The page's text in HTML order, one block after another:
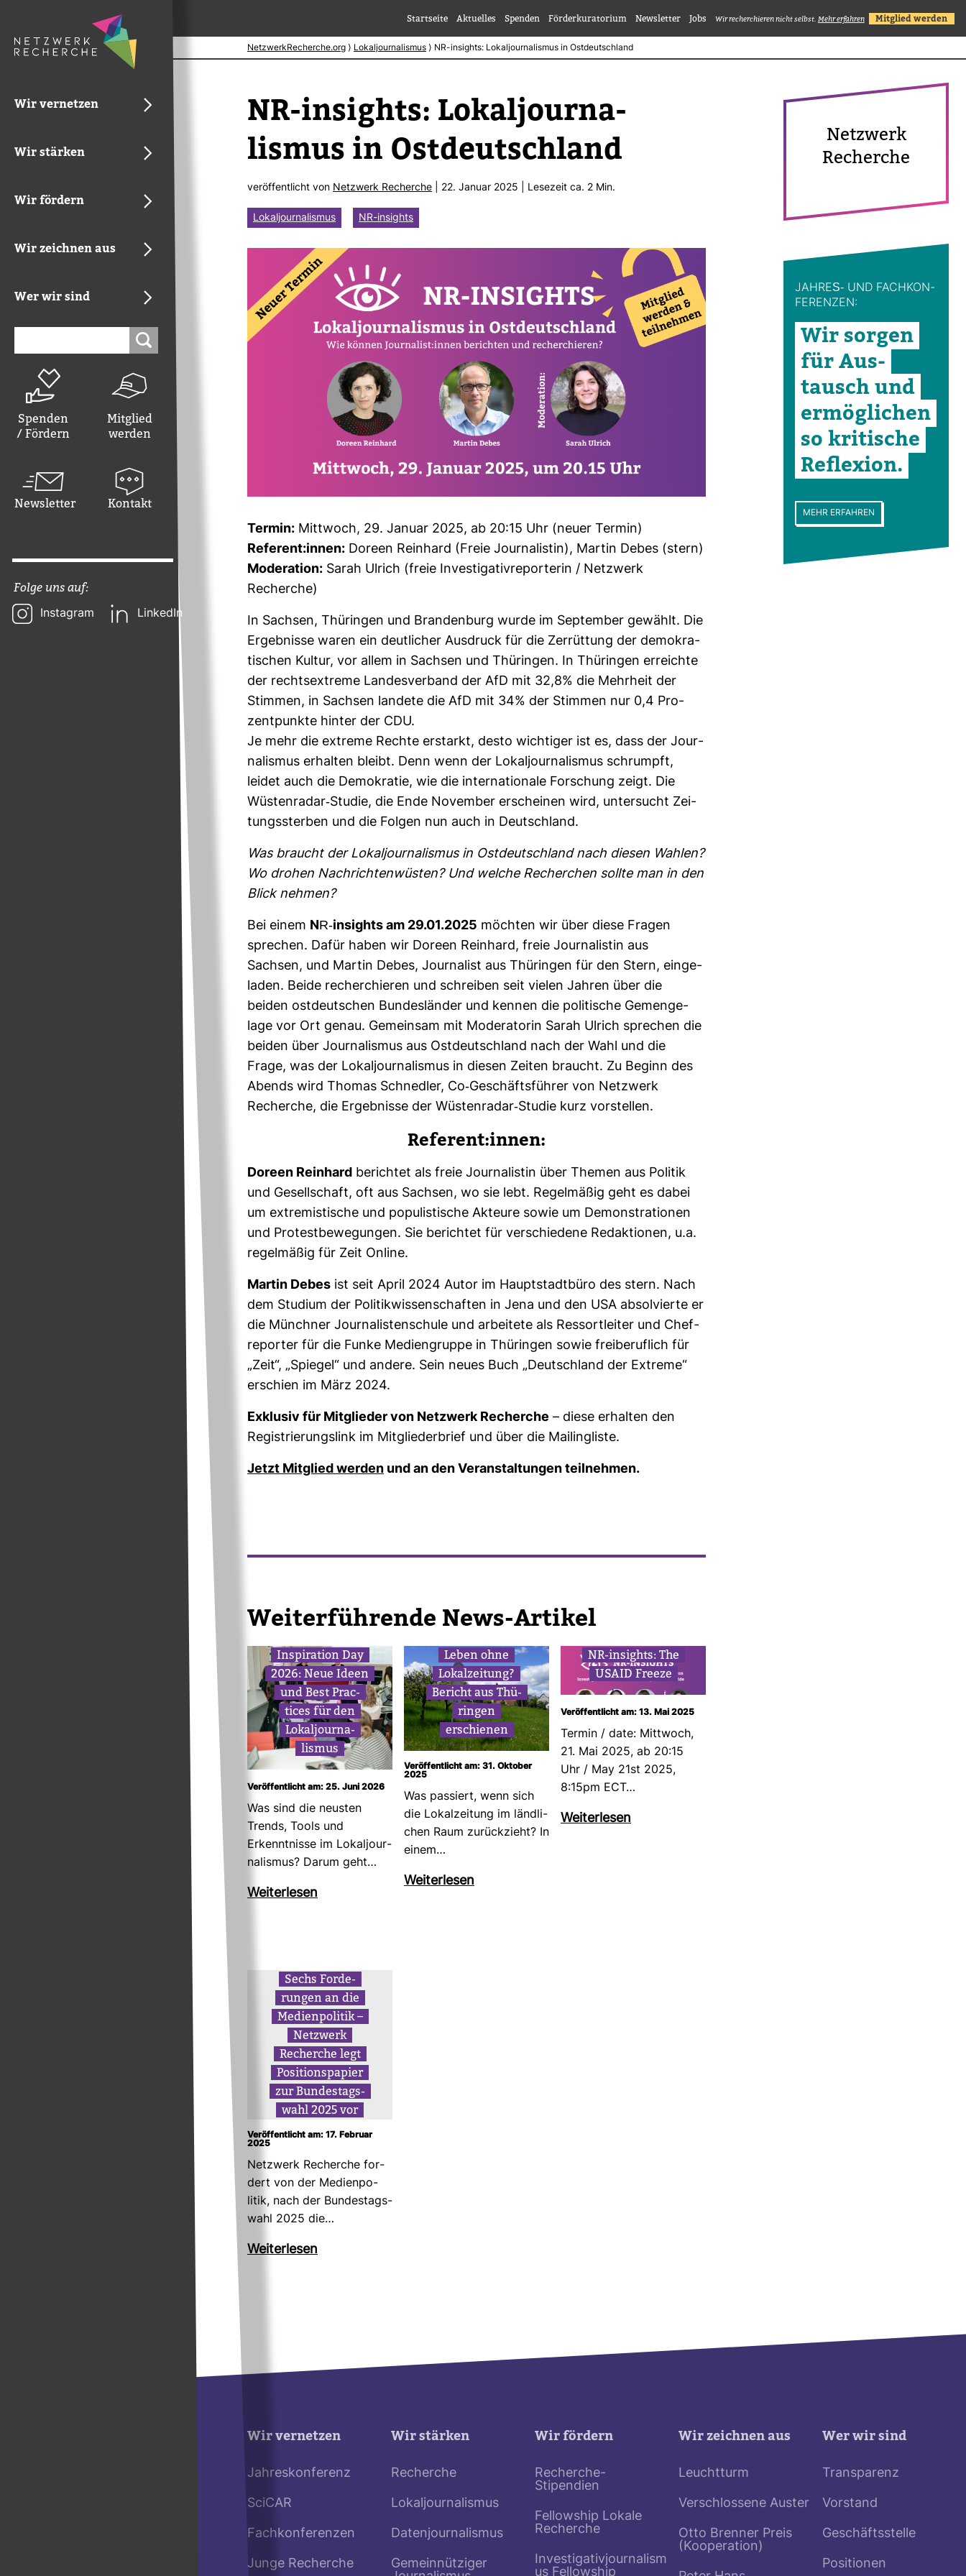
Wir vernetzen
Wir stärken
Wir fördern
Wir zeichnen aus
Wer wir sind
Spenden
/ Fördern
Mitglied
werden
Newsletter Kontakt
Folge uns auf:
Instagram LinkedIn
Startseite Aktuelles Spenden Förderkuratorium Newsletter Jobs Wir recherchieren nicht selbst. Mehr erfahren Mitglied werden
NetzwerkRecherche.org ⟩ Lokaljournalismus ⟩ NR-insights: Lokaljournalismus in Ostdeutschland
NR-​insights: Lokal­jour­na­
lismus in Ost­deutsch­land
ver­öf­fent­licht von Netz­werk Recherche | 22. Januar 2025 | Lese­zeit ca. 2 Min.
Lokaljournalismus NR-insights
Termin: Mitt­woch, 29. Januar 2025, ab 20:15 Uhr (neuer Termin)
Refe­rent:innen: Doreen Rein­hard (Freie Jour­na­listin), Martin Debes (stern)
Mode­ra­tion: Sarah Ulrich (freie Inves­ti­ga­tiv­re­por­terin / Netz­werk
Recherche)
In Sachsen, Thü­ringen und Bran­den­burg wurde im Sep­tember gewählt. Die
Ergeb­nisse waren ein deut­li­cher Aus­druck für die Zer­rüt­tung der demo­kra­
ti­schen Kultur, vor allem in Sachsen und Thü­ringen. In Thü­ringen erreichte
der rechts­ex­treme Lan­des­ver­band der AfD mit 32,8% die Mehr­heit der
Stimmen, in Sachsen lan­dete die AfD mit 34% der Stimmen nur 0,4 Pro­
zent­punkte hinter der CDU.
Je mehr die extreme Rechte erstarkt, desto wich­tiger ist es, dass der Jour­
na­lismus erhalten bleibt. Denn wenn der Lokal­jour­na­lismus schrumpft,
leidet auch die Demo­kratie, wie die inter­na­tio­nale For­schung zeigt. Die
Wüs­ten­radar-​Studie, die Ende November erscheinen wird, unter­sucht Zei­
tungs­sterben und die Folgen nun auch in Deutsch­land.
Was braucht der Lokal­jour­na­lismus in Ost­deutsch­land nach diesen Wahlen?
Wo drohen Nach­rich­ten­wüsten? Und welche Recher­chen sollte man in den
Blick nehmen?
Bei einem NR-​insights am 29.01.2025 möchten wir über diese Fragen
spre­chen. Dafür haben wir Doreen Rein­hard, freie Jour­na­listin aus
Sachsen, und Martin Debes, Jour­na­list aus Thü­ringen für den Stern, ein­ge­
laden. Beide recher­chieren und schreiben seit vielen Jahren über die
beiden ost­deut­schen Bun­des­länder und kennen die poli­ti­sche Gemenge­
lage vor Ort genau. Gemeinsam mit Mode­ra­torin Sarah Ulrich spre­chen die
beiden über Jour­na­lismus aus Ost­deutsch­land nach der Wahl und die
Frage, was der Lokal­jour­na­lismus in diesen Zeiten braucht. Zu Beginn des
Abends wird Thomas Schnedler, Co-​Geschäfts­führer von Netz­werk
Recherche, die Ergeb­nisse der Wüs­ten­radar-​Studie kurz vor­stellen.
Refe­rent:innen:
Doreen Rein­hard berichtet als freie Jour­na­listin über Themen aus Politik
und Gesell­schaft, oft aus Sachsen, wo sie lebt. Regel­mäßig geht es dabei
um extre­mis­ti­sche und popu­lis­ti­sche Akteure sowie um Demons­tra­tionen
und Pro­test­be­we­gungen. Sie berichtet für ver­schie­dene Redak­tionen, u.a.
regel­mäßig für Zeit Online.
Martin Debes ist seit April 2024 Autor im Haupt­stadt­büro des stern. Nach
dem Stu­dium der Poli­tik­wis­sen­schaften in Jena und den USA absol­vierte er
die Münchner Jour­na­lis­ten­schule und arbei­tete als Res­sort­leiter und Chef­
re­porter für die Funke Medi­en­gruppe in Thü­ringen sowie frei­be­ruf­lich für
„Zeit“, „Spiegel“ und andere. Sein neues Buch „Deutsch­land der Extreme“
erschien im März 2024.
Exklusiv für Mit­glieder von Netz­werk Recherche – diese erhalten den
Regis­trie­rungs­link im Mit­glie­der­brief und über die Mai­ling­liste.
Jetzt Mit­glied werden und an den Ver­an­stal­tungen teil­nehmen.
Wei­ter­füh­rende News-​Artikel
Inspi­ra­tion Day
2026: Neue Ideen
und Best Prac­
tices für den
Lokal­jour­na­
lismus
Veröffentlicht am: 25. Juni 2026
Was sind die neusten
Trends, Tools und
Erkennt­nisse im Lokal­jour­
na­lismus? Darum geht…
Wei­ter­lesen
Leben ohne
Lokal­zei­tung?
Bericht aus Thü­
ringen
erschienen
Veröffentlicht am: 31. Oktober
2025
Was pas­siert, wenn sich
die Lokal­zei­tung im länd­li­
chen Raum zurück­zieht? In
einem…
Wei­ter­lesen
NR-​insights: The
USAID Freeze
Veröffentlicht am: 13. Mai 2025
Termin / date: Mitt­woch,
21. Mai 2025, ab 20:15
Uhr / May 21st 2025,
8:15pm ECT…
Wei­ter­lesen
Sechs For­de­
rungen an die
Medi­en­po­litik –
Netz­werk
Recherche legt
Posi­ti­ons­pa­pier
zur Bun­des­tags­
wahl 2025 vor
Veröffentlicht am: 17. Februar
2025
Netz­werk Recherche for­
dert von der Medi­en­po­
litik, nach der Bun­des­tags­
wahl 2025 die…
Wei­ter­lesen
Netz­werk
Recherche
JAHRES-​ UND FACH­KON­
FE­RENZEN:
Wir sorgen
für Aus­
tausch und
ermög­li­chen
so kri­ti­sche
Refle­xion.
MEHR ERFAHREN
Wir vernetzen
Jahreskonferenz
SciCAR
Fachkonferenzen
Junge Recherche
Wir stärken
Recherche
Lokaljournalismus
Datenjournalismus
Gemeinnütziger
Wir fördern
Recherche-
Stipendien
Fellowship Lokale
Recherche
Investigativjournalism
us Fellowship
Wir zeichnen aus
Leuchtturm
Verschlossene Auster
Otto Brenner Preis
(Kooperation)
Wer wir sind
Transparenz
Vorstand
Geschäftsstelle
Positionen